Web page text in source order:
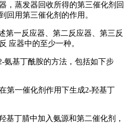
，蒸发器回收所得的第三催化剂回
回用第三催化剂的作用。
第一反应器、第二反应器、第三反
应器中的至少一种。
氨基丁酰胺的方法，包括如下步
第一催化剂作用下生成2-羟基丁
基丁腈中加入氨源和第二催化剂，